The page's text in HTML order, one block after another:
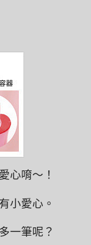
心唷～！
小愛心。
一筆呢？